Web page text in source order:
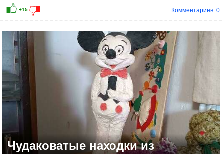
Комментариев: 0
Чудаковатые находки из